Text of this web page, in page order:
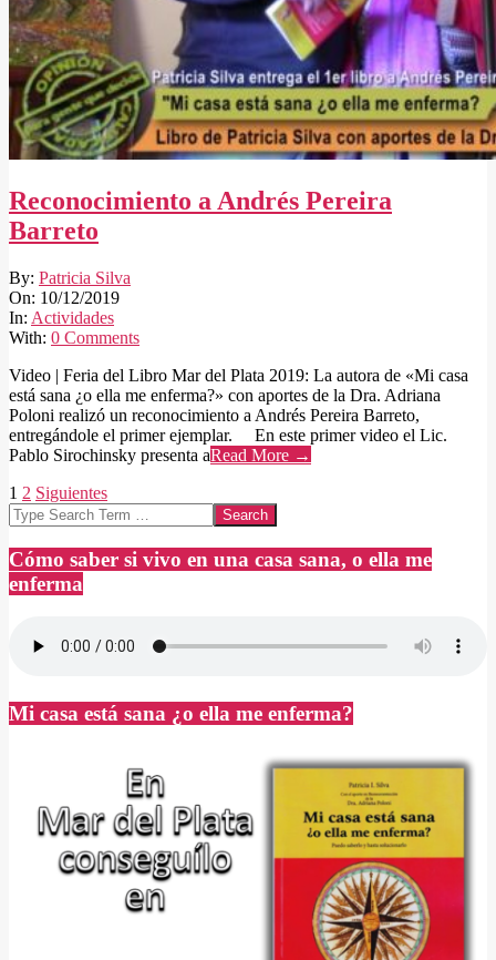
Reconocimiento a Andrés Pereira
Barreto
2019-
12-
10
By: Patricia Silva
On: 10/12/2019
In: Actividades
With: 0 Comments
Video | Feria del Libro Mar del Plata 2019: La autora de «Mi casa
está sana ¿o ella me enferma?» con aportes de la Dra. Adriana
Poloni realizó un reconocimiento a Andrés Pereira Barreto,
entregándole el primer ejemplar. En este primer video el Lic.
Pablo Sirochinsky presenta aRead More →
Paginación
de
entradas
1 2 Siguientes
Search
Cómo saber si vivo en una casa sana, o ella me
enferma
Mi casa está sana ¿o ella me enferma?